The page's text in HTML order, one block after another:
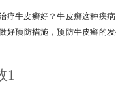
疗牛皮癣好？牛皮癣这种疾
好预防措施，预防牛皮癣的
1